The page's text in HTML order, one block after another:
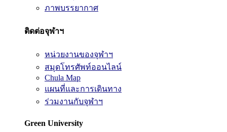
ภาพบรรยากาศ
ติดต่อจุฬาฯ
หน่วยงานของจุฬาฯ
สมุดโทรศัพท์ออนไลน์
Chula Map
แผนที่และการเดินทาง
ร่วมงานกับจุฬาฯ
Green University